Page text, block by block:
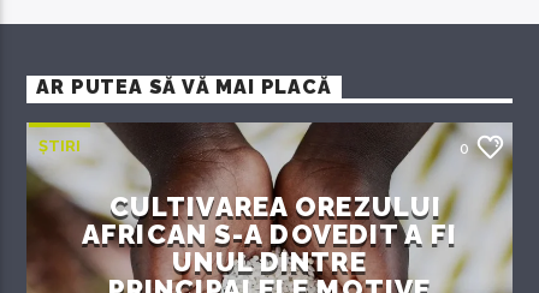
AR PUTEA SĂ VĂ MAI PLACĂ
ȘTIRI 0
CULTIVAREA OREZULUI
AFRICAN S-A DOVEDIT A FI
UNUL DINTRE